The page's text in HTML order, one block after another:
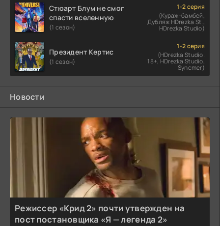
Стюарт Блум не смог
спасти вселенную
(1 сезон)
1-2 серия
(Кураж-бамбей,
Дубляж HDrezka St.,
HDrezka Studio)
Президент Кертис
(1 сезон)
1-2 серия
(HDrezka Studio.
18+, HDrezka Studio,
Syncmer)
Новости
Режиссер «Крид 2» почти утвержден на
пост постановщика «Я — легенда 2»